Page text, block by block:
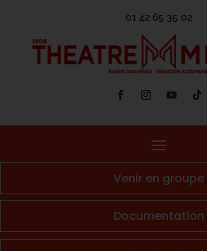
01 42 65 35 02
Venir en groupe
Documentation